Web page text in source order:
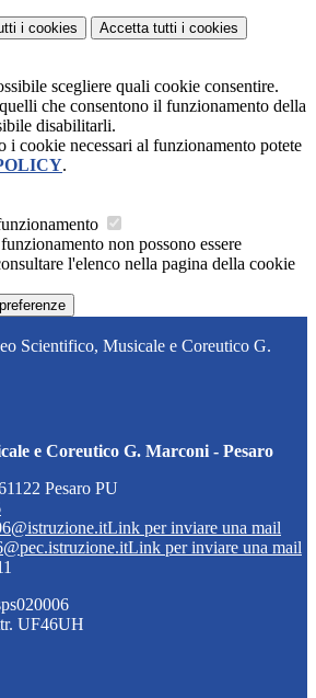
i cookies Accetta tutti i cookies
scegliere quali cookie consentire.
che consentono il funzionamento della
disabilitarli.
i cookie necessari al funzionamento potete
.
non possono essere
l'elenco nella pagina della cookie
Scientifico, Musicale e Coreutico G.
e Coreutico G. Marconi - Pesaro
Pesaro PU
Link per inviare una mail
Link per inviare una mail
UF46UH